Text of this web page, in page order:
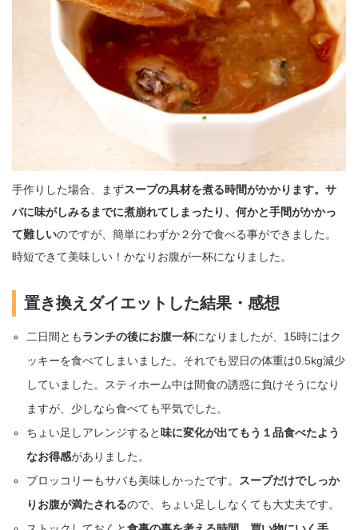
手作りした場合、まずスープの具材を煮る時間がかかります。サ
バに味がしみるまでに煮崩れてしまったり、何かと手間がかかっ
て難しいのですが、簡単にわずか２分で食べる事ができました。
時短できて美味しい！かなりお腹が一杯になりました。
置き換えダイエットした結果・感想
二日間ともランチの後にお腹一杯になりましたが、15時にはク
ッキーを食べてしまいました。それでも翌日の体重は0.5kg減少
していました。スティホーム中は間食の誘惑に負けそうになり
ますが、少しなら食べても平気でした。
ちょい足しアレンジすると 味に変化が出てもう１品食べたよう
なお得感がありました。
ブロッコリーもサバも美味しかったです。
スープだけでしっか
りお腹が満たされるので、ちょい足ししなくても大丈夫です。